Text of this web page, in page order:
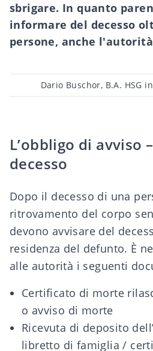
sbrigare. In quanto
informare del decesso
persone, anche
Post
author
Dario Buschor, B.A. HSG
L’obbligo di avviso
decesso
Dopo il decesso di una
ritrovamento del corpo
devono avvisare del
residenza del defunto. È
alle autorità i seguenti
Certificato di morte
o avviso di morte
Ricevuta di deposito
libretto di famiglia /